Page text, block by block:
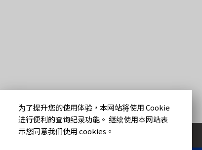
为了提升您的使用体验，本网站将使用 Cookie
进行便利的查询纪录功能。 继续使用本网站表
示您同意我们使用 cookies。